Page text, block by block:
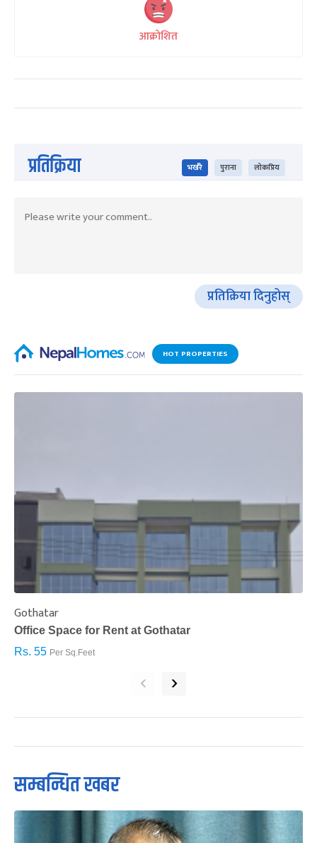
आक्रोशित
प्रतिक्रिया भर्खरै पुराना लोकप्रिय
प्रतिक्रिया दिनुहोस्
HOT PROPERTIES
Gothatar
Office Space for Rent at Gothatar
Rs. 55 Per Sq.Feet
‹ ›
सम्बन्धित खबर